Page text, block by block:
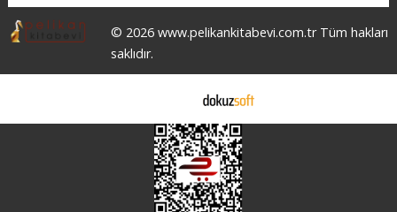
© 2026 www.pelikankitabevi.com.tr Tüm hakları
saklıdır.